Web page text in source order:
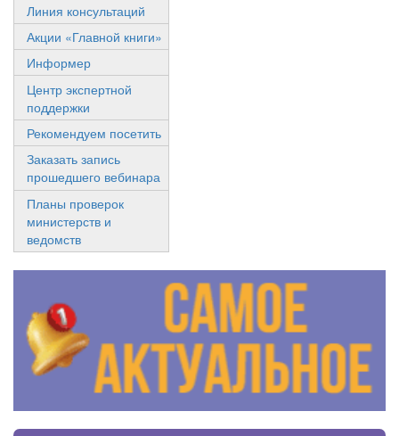
Линия консультаций
Акции «Главной книги»
Информер
Центр экспертной
поддержки
Рекомендуем посетить
Заказать запись
прошедшего вебинара
Планы проверок
министерств и
ведомств